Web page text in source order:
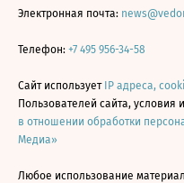
Электронная почта:
Телефон: +7 495 956-34-58
Сайт использует IP адреса,
Пользователей сайта, условия
в отношении обработки
Медиа»
Любое использование